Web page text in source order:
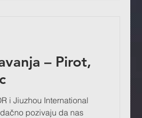
– Pirot,
i Jiuzhou International
pozivaju da nas